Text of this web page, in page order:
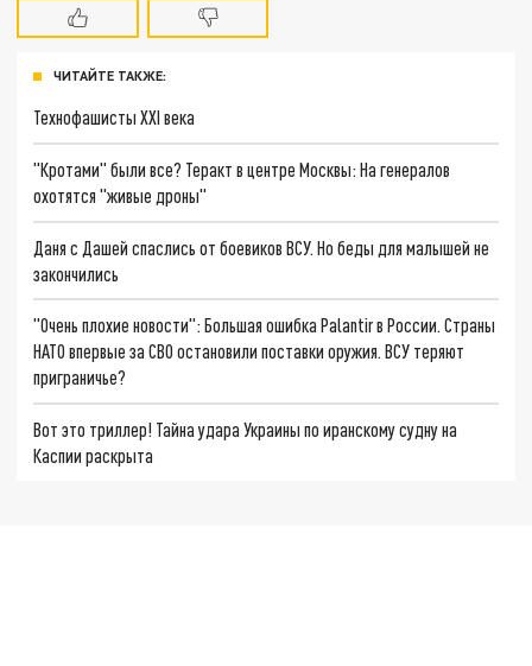
ЧИТАЙТЕ ТАКЖЕ:
Технофашисты XXI века
"Кротами" были все? Теракт в центре Москвы: На генералов
охотятся "живые дроны"
Даня с Дашей спаслись от боевиков ВСУ. Но беды для малышей не
закончились
"Очень плохие новости": Большая ошибка Palantir в России. Страны
НАТО впервые за СВО остановили поставки оружия. ВСУ теряют
приграничье?
Вот это триллер! Тайна удара Украины по иранскому судну на
Каспии раскрыта